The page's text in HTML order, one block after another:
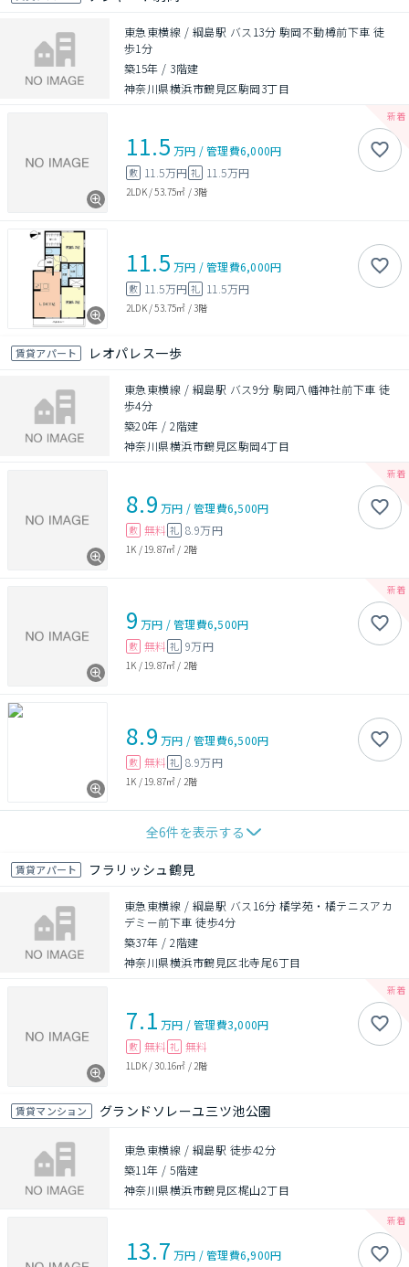
東急東横線 / 綱島駅 バス13分 駒岡不動樽前下車 徒
歩1分
築15年 / 3階建
神奈川県横浜市鶴見区駒岡3丁目
11.5 万円 /管理費6,000円
敷 11.5万円 礼 11.5万円
2LDK/53.75㎡ /3階
11.5 万円 /管理費6,000円
敷 11.5万円 礼 11.5万円
2LDK/53.75㎡ /3階
賃貸アパート レオパレス一歩
東急東横線 / 綱島駅 バス9分 駒岡八幡神社前下車 徒
歩4分
築20年 /2階建
神奈川県横浜市鶴見区駒岡4丁目
8.9 万円 /管理費6,500円
敷 無料 礼 8.9万円
1K / 19.87㎡ / 2階
9 万円 /管理費6,500円
敷 無料 礼 9万円
1K / 19.87㎡ / 2階
8.9 万円 /管理費6,500円
敷 無料 礼 8.9万円
1K / 19.87㎡ / 2階
全6件を表示する
賃貸アパート フラリッシュ鶴見
東急東横線 / 綱島駅 バス16分 橘学苑・橘テニスアカ
デミー前下車 徒歩4分
築37年 /2階建
神奈川県横浜市鶴見区北寺尾6丁目
7.1 万円 /管理費3,000円
敷 無料 礼 無料
1LDK/30.16㎡ / 2階
賃貸マンション グランドソレーユ三ツ池公園
東急東横線 / 綱島駅 徒歩42分
築11年 /5階建
神奈川県横浜市鶴見区梶山2丁目
13.7 万円 /管理費6,900円